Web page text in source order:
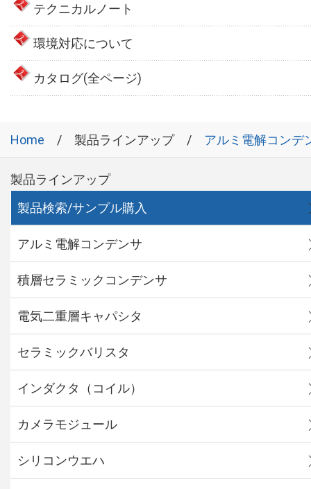
テクニカルノート
環境対応について
カタログ(全ページ)
Home 製品ラインアップ アルミ電解コンデ
製品ラインアップ
製品検索/サンプル購入
アルミ電解コンデンサ
積層セラミックコンデンサ
電気二重層キャパシタ
セラミックバリスタ
インダクタ（コイル）
カメラモジュール
シリコンウエハ